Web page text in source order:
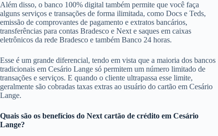
Além disso, o banco 100% digital também permite que você faça
alguns serviços e transações de forma ilimitada, como Docs e Teds,
emissão de comprovantes de pagamento e extratos bancários,
transferências para contas Bradesco e Next e saques em caixas
eletrônicos da rede Bradesco e também Banco 24 horas.
Esse é um grande diferencial, tendo em vista que a maioria dos bancos
tradicionais em Cesário Lange só permitem um número limitado de
transações e serviços. E quando o cliente ultrapassa esse limite,
geralmente são cobradas taxas extras ao usuário do cartão em Cesário
Lange.
Quais são os benefícios do Next cartão de crédito em Cesário
Lange?